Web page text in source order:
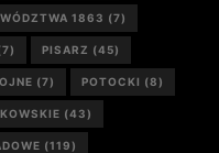
1863 (7)
PISARZ (45)
(7) POTOCKI (8)
(43)
(119)